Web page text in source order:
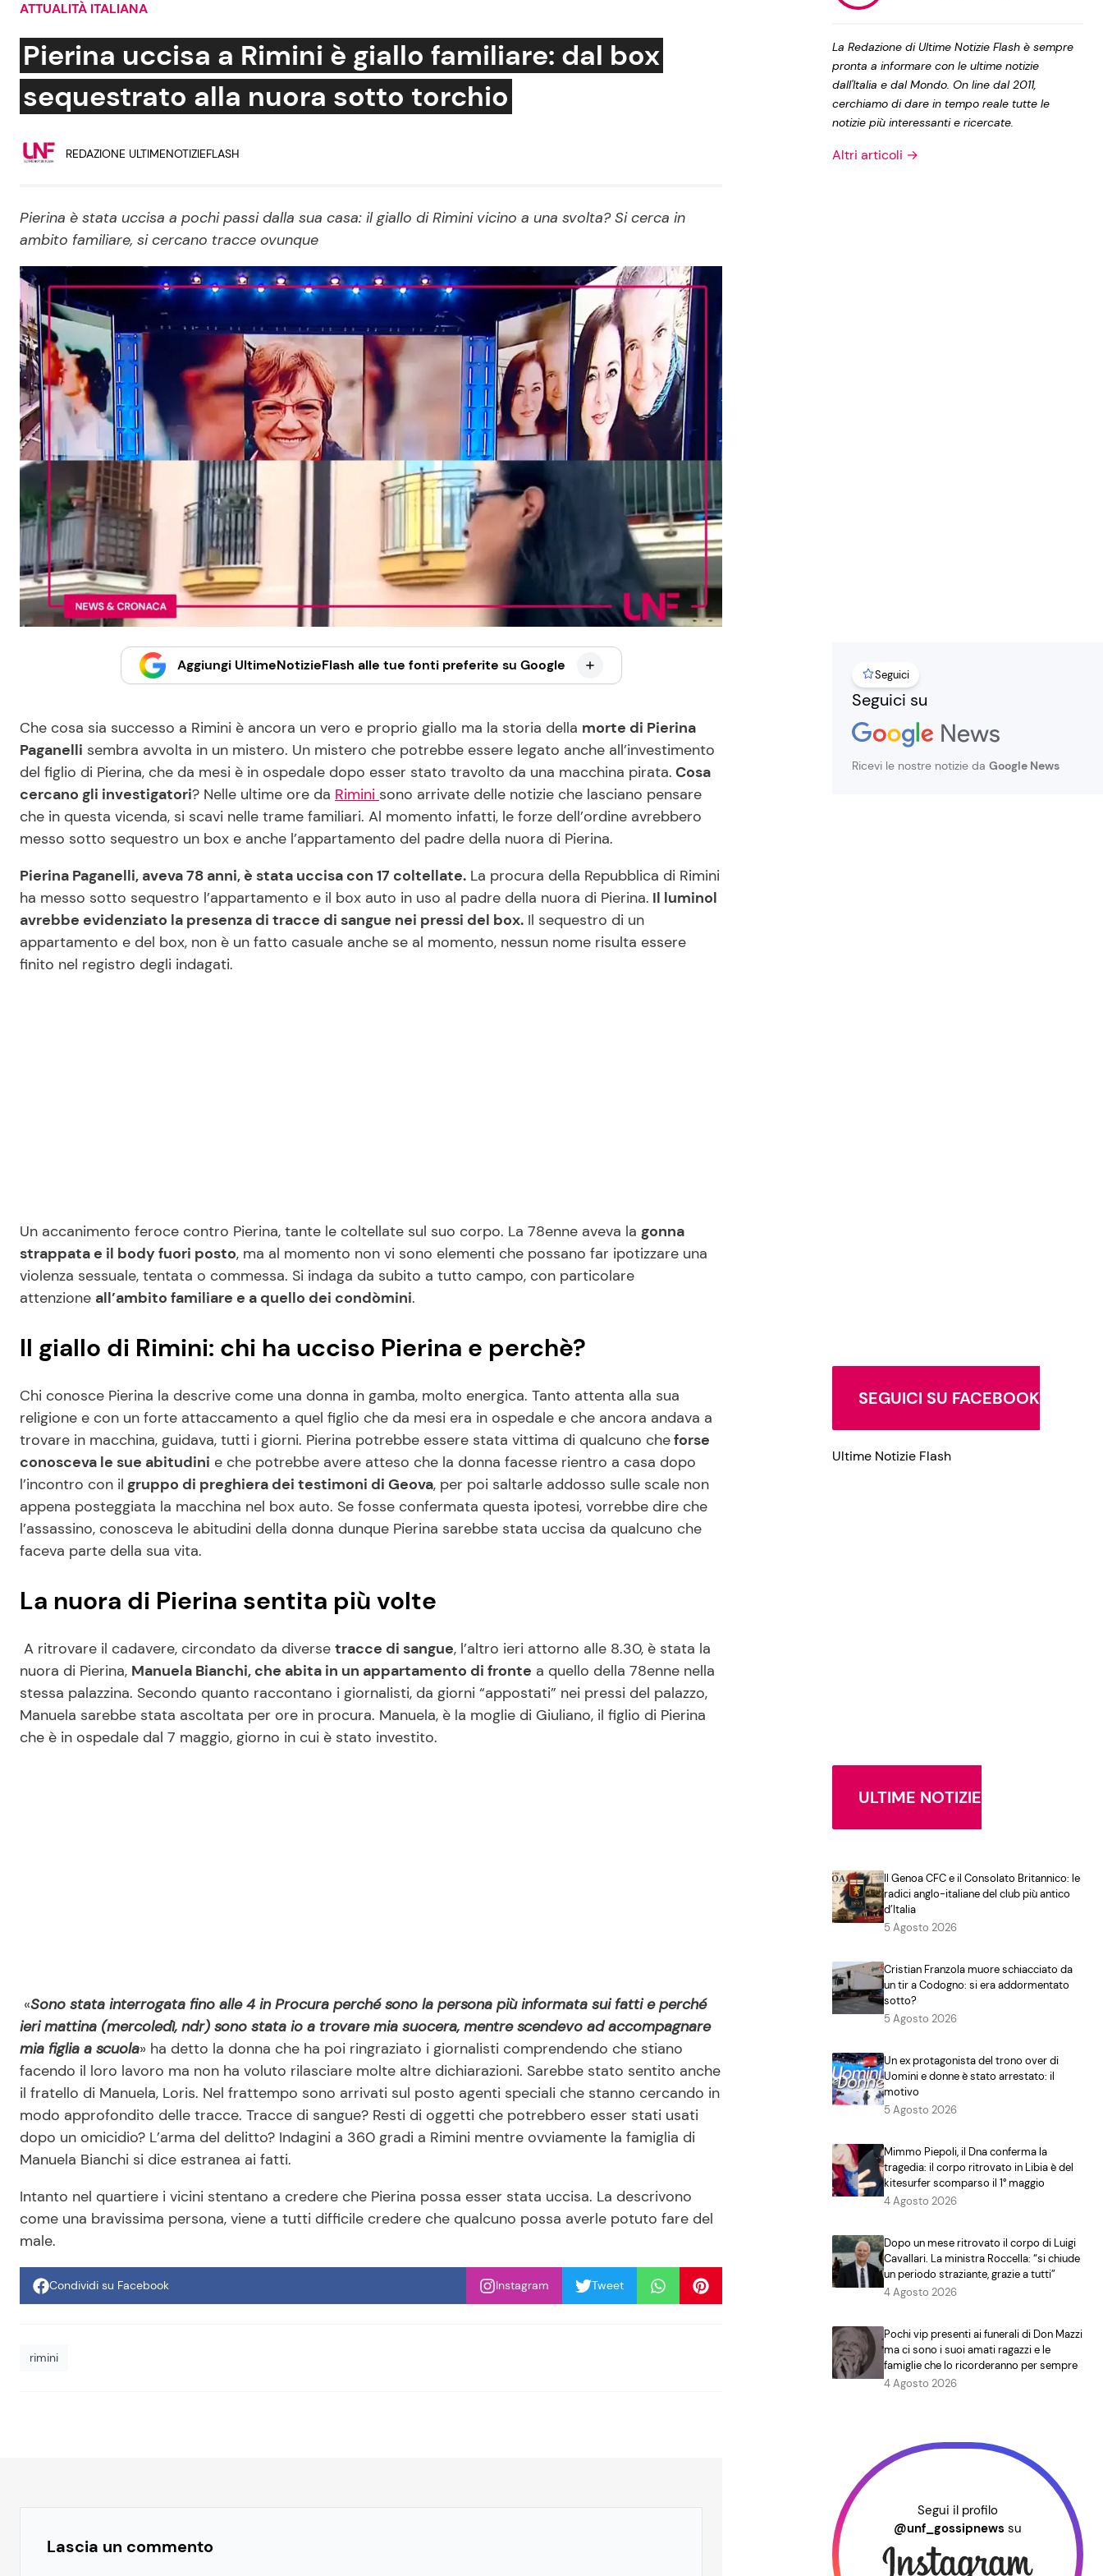
Social News
News dal mondo
Benessere
Mondo Mamma
News benessere
Salute
Viaggi e Turismo
Festività
Cucina e Ricette
Le Ricette in TV
Ricette Facili e Veloci
Ricette Feste
Ricette per Bambini
Privacy Policy
ATTUALITÀ ITALIANA
Pierina uccisa a Rimini è giallo familiare: dal box
sequestrato alla nuora sotto torchio
REDAZIONE ULTIMENOTIZIEFLASH
Pierina è stata uccisa a pochi passi dalla sua casa: il giallo di Rimini vicino a una svolta? Si cerca in
ambito familiare, si cercano tracce ovunque
Aggiungi UltimeNotizieFlash alle tue fonti preferite su Google
Che cosa sia successo a Rimini è ancora un vero e proprio giallo ma la storia della morte di Pierina
Paganelli sembra avvolta in un mistero. Un mistero che potrebbe essere legato anche all’investimento
del figlio di Pierina, che da mesi è in ospedale dopo esser stato travolto da una macchina pirata. Cosa
cercano gli investigatori? Nelle ultime ore da Rimini sono arrivate delle notizie che lasciano pensare
che in questa vicenda, si scavi nelle trame familiari. Al momento infatti, le forze dell’ordine avrebbero
messo sotto sequestro un box e anche l’appartamento del padre della nuora di Pierina.
Pierina Paganelli, aveva 78 anni, è stata uccisa con 17 coltellate. La procura della Repubblica di Rimini
ha messo sotto sequestro l’appartamento e il box auto in uso al padre della nuora di Pierina. Il luminol
avrebbe evidenziato la presenza di tracce di sangue nei pressi del box. Il sequestro di un
appartamento e del box, non è un fatto casuale anche se al momento, nessun nome risulta essere
finito nel registro degli indagati.
Un accanimento feroce contro Pierina, tante le coltellate sul suo corpo. La 78enne aveva la gonna
strappata e il body fuori posto, ma al momento non vi sono elementi che possano far ipotizzare una
violenza sessuale, tentata o commessa. Si indaga da subito a tutto campo, con particolare
attenzione all’ambito familiare e a quello dei condòmini.
Il giallo di Rimini: chi ha ucciso Pierina e perchè?
Chi conosce Pierina la descrive come una donna in gamba, molto energica. Tanto attenta alla sua
religione e con un forte attaccamento a quel figlio che da mesi era in ospedale e che ancora andava a
trovare in macchina, guidava, tutti i giorni. Pierina potrebbe essere stata vittima di qualcuno cheforse
conosceva le sue abitudini e che potrebbe avere atteso che la donna facesse rientro a casa dopo
l’incontro con il gruppo di preghiera dei testimoni di Geova, per poi saltarle addosso sulle scale non
appena posteggiata la macchina nel box auto. Se fosse confermata questa ipotesi, vorrebbe dire che
l’assassino, conosceva le abitudini della donna dunque Pierina sarebbe stata uccisa da qualcuno che
faceva parte della sua vita.
La nuora di Pierina sentita più volte
A ritrovare il cadavere, circondato da diverse tracce di sangue, l’altro ieri attorno alle 8.30, è stata la
nuora di Pierina, Manuela Bianchi, che abita in un appartamento di fronte a quello della 78enne nella
stessa palazzina. Secondo quanto raccontano i giornalisti, da giorni “appostati” nei pressi del palazzo,
Manuela sarebbe stata ascoltata per ore in procura. Manuela, è la moglie di Giuliano, il figlio di Pierina
che è in ospedale dal 7 maggio, giorno in cui è stato investito.
«Sono stata interrogata fino alle 4 in Procura perché sono la persona più informata sui fatti e perché
ieri mattina (mercoledì, ndr) sono stata io a trovare mia suocera, mentre scendevo ad accompagnare
mia figlia a scuola» ha detto la donna che ha poi ringraziato i giornalisti comprendendo che stiano
facendo il loro lavoro ma non ha voluto rilasciare molte altre dichiarazioni. Sarebbe stato sentito anche
il fratello di Manuela, Loris. Nel frattempo sono arrivati sul posto agenti speciali che stanno cercando in
modo approfondito delle tracce. Tracce di sangue? Resti di oggetti che potrebbero esser stati usati
dopo un omicidio? L’arma del delitto? Indagini a 360 gradi a Rimini mentre ovviamente la famiglia di
Manuela Bianchi si dice estranea ai fatti.
Intanto nel quartiere i vicini stentano a credere che Pierina possa esser stata uccisa. La descrivono
come una bravissima persona, viene a tutti difficile credere che qualcuno possa averle potuto fare del
male.
Condividi su Facebook Instagram Tweet
rimini
Lascia un commento
La Redazione di Ultime Notizie Flash è sempre
pronta a informare con le ultime notizie
dall'Italia e dal Mondo. On line dal 2011,
cerchiamo di dare in tempo reale tutte le
notizie più interessanti e ricercate.
Altri articoli →
Seguici
Seguici su
Ricevi le nostre notizie da Google News
SEGUICI SU FACEBOOK
Ultime Notizie Flash
ULTIME NOTIZIE
Il Genoa CFC e il Consolato Britannico: le
radici anglo-italiane del club più antico
d’Italia
5 Agosto 2026
Cristian Franzola muore schiacciato da
un tir a Codogno: si era addormentato
sotto?
5 Agosto 2026
Un ex protagonista del trono over di
Uomini e donne è stato arrestato: il
motivo
5 Agosto 2026
Mimmo Piepoli, il Dna conferma la
tragedia: il corpo ritrovato in Libia è del
kitesurfer scomparso il 1° maggio
4 Agosto 2026
Dopo un mese ritrovato il corpo di Luigi
Cavallari. La ministra Roccella: “si chiude
un periodo straziante, grazie a tutti”
4 Agosto 2026
Pochi vip presenti ai funerali di Don Mazzi
ma ci sono i suoi amati ragazzi e le
famiglie che lo ricorderanno per sempre
4 Agosto 2026
Segui il profilo
@unf_gossipnews su